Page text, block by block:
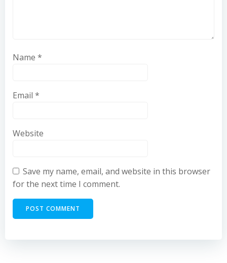
Name *
Email *
Website
Save my name, email, and website in this browser
for the next time I comment.